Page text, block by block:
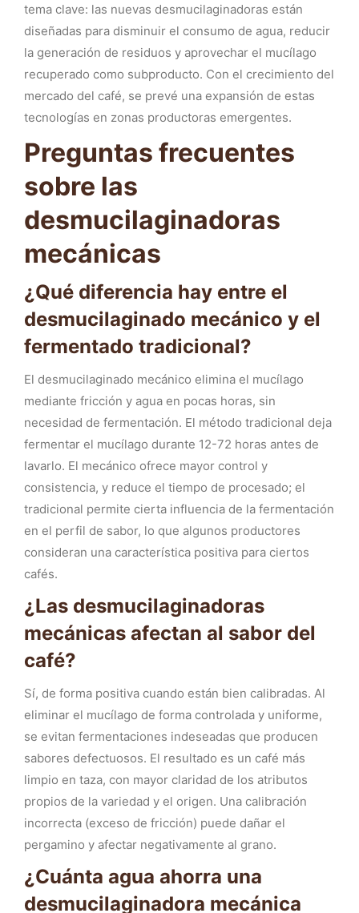
tema clave: las nuevas desmucilaginadoras están
diseñadas para disminuir el consumo de agua, reducir
la generación de residuos y aprovechar el mucílago
recuperado como subproducto. Con el crecimiento del
mercado del café, se prevé una expansión de estas
tecnologías en zonas productoras emergentes.
Preguntas frecuentes
sobre las
desmucilaginadoras
mecánicas
¿Qué diferencia hay entre el
desmucilaginado mecánico y el
fermentado tradicional?
El desmucilaginado mecánico elimina el mucílago
mediante fricción y agua en pocas horas, sin
necesidad de fermentación. El método tradicional deja
fermentar el mucílago durante 12-72 horas antes de
lavarlo. El mecánico ofrece mayor control y
consistencia, y reduce el tiempo de procesado; el
tradicional permite cierta influencia de la fermentación
en el perfil de sabor, lo que algunos productores
consideran una característica positiva para ciertos
cafés.
¿Las desmucilaginadoras
mecánicas afectan al sabor del
café?
Sí, de forma positiva cuando están bien calibradas. Al
eliminar el mucílago de forma controlada y uniforme,
se evitan fermentaciones indeseadas que producen
sabores defectuosos. El resultado es un café más
limpio en taza, con mayor claridad de los atributos
propios de la variedad y el origen. Una calibración
incorrecta (exceso de fricción) puede dañar el
pergamino y afectar negativamente al grano.
¿Cuánta agua ahorra una
desmucilaginadora mecánica